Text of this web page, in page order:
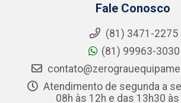
Fale Conosco
(81) 3471-2275
(81) 99963-3030
Atendimento de segunda a
08h às 12h e das 13h30